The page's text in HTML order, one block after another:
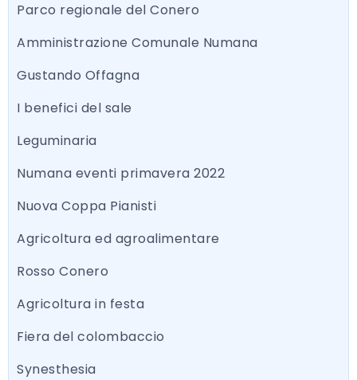
Parco regionale del Conero
Amministrazione Comunale Numana
Gustando Offagna
I benefici del sale
Leguminaria
Numana eventi primavera 2022
Nuova Coppa Pianisti
Agricoltura ed agroalimentare
Rosso Conero
Agricoltura in festa
Fiera del colombaccio
Synesthesia